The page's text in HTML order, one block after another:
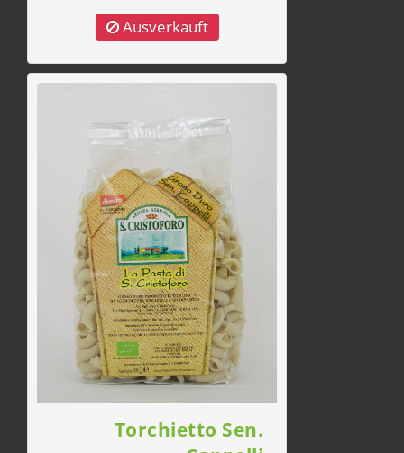
Ausverkauft
Torchietto Sen.